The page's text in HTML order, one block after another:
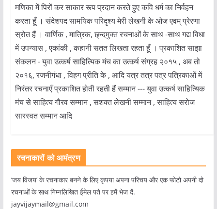
मणिका में पिरों कर साकार रूप प्रदान करते हुए कवि धर्म का निर्वहन
करता हूँ । संदेशपद सामयिक परिदृश्य मेरी लेखनी के ओज एवम् प्रेरणा
स्रोत हैं । वार्णिक , मात्रिक, छ्न्दमुक्त रचनाओं के साथ -साथ गद्य विधा
में उपन्यास , एकांकी , कहानी सतत लिखता रहता हूँ । प्रकाशित साझा
संकलन - युवा उत्कर्ष साहित्यिक मंच का उत्कर्ष संग्रह २०१५ , अब तो
२०१६, रजनीगंधा , विहग प्रीति के , आदि यत्र तत्र पत्र पत्रिकाओं में
निरंतर रचनाएँ प्रकाशित होती रहती हैं सम्मान --- युवा उत्कर्ष साहित्यिक
मंच से साहित्य गौरव सम्मान , सशक्त लेखनी सम्मान , साहित्य सरोज
सारस्वत सम्मान आदि
रचनाकारों को आमंत्रण
‘जय विजय’ के रचनाकार बनने के लिए कृपया अपना परिचय और एक फोटो अपनी दो
रचनाओं के साथ निम्नलिखित ईमेल पते पर हमें भेज दें.
jayvijaymail@gmail.com